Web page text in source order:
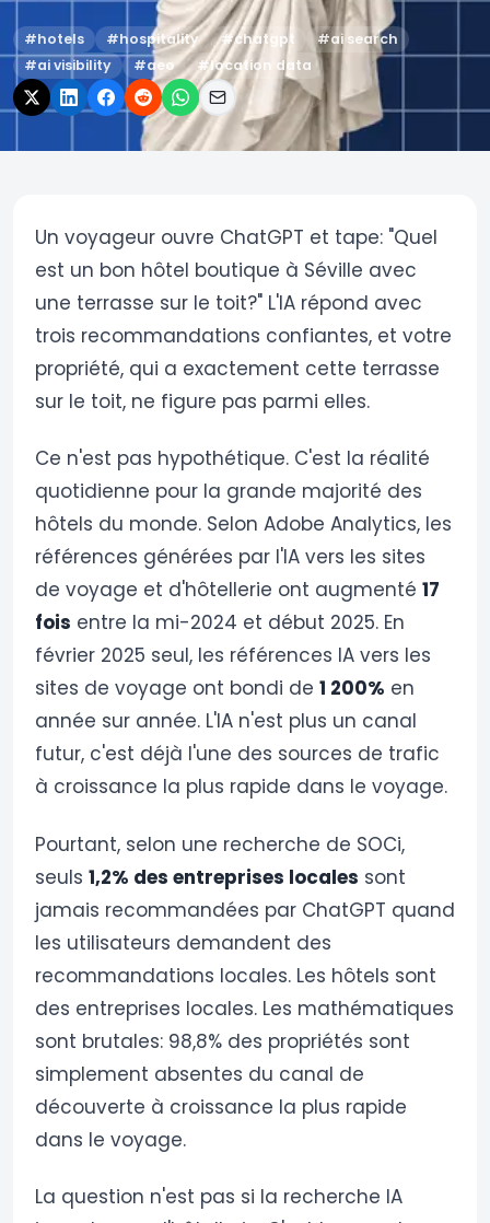
#hotels #hospitality #chatgpt #ai search
#ai visibility #aeo #location data
Un voyageur ouvre ChatGPT et tape: "Quel
est un bon hôtel boutique à Séville avec
une terrasse sur le toit?" L'IA répond avec
trois recommandations confiantes, et votre
propriété, qui a exactement cette terrasse
sur le toit, ne figure pas parmi elles.
Ce n'est pas hypothétique. C'est la réalité
quotidienne pour la grande majorité des
hôtels du monde. Selon Adobe Analytics, les
références générées par l'IA vers les sites
de voyage et d'hôtellerie ont augmenté 17
fois entre la mi-2024 et début 2025. En
février 2025 seul, les références IA vers les
sites de voyage ont bondi de 1 200% en
année sur année. L'IA n'est plus un canal
futur, c'est déjà l'une des sources de trafic
à croissance la plus rapide dans le voyage.
Pourtant, selon une recherche de SOCi,
seuls 1,2% des entreprises locales sont
jamais recommandées par ChatGPT quand
les utilisateurs demandent des
recommandations locales. Les hôtels sont
des entreprises locales. Les mathématiques
sont brutales: 98,8% des propriétés sont
simplement absentes du canal de
découverte à croissance la plus rapide
dans le voyage.
La question n'est pas si la recherche IA